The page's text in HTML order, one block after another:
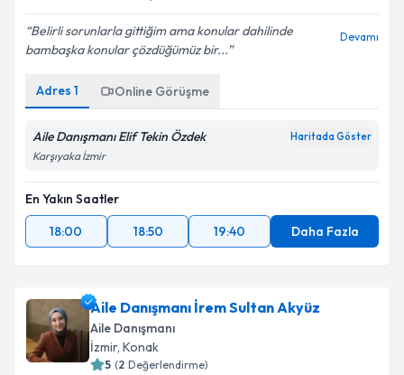
Belirli sorunlarla gittiğim ama konular dahilinde
bambaşka konular çözdüğümüz bir...
Devamı
Adres 1 Online Görüşme
Aile Danışmanı Elif Tekin Özdek Haritada Göster
Karşıyaka İzmir
En Yakın Saatler
18:00
18:50 19:40 Daha Fazla
Aile Danışmanı İrem Sultan Akyüz
Aile Danışmanı
İzmir, Konak
5 (2 Değerlendirme)